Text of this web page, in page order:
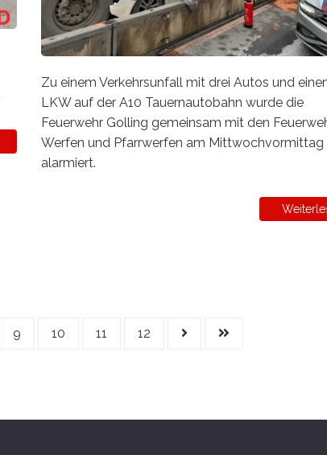
Zu einem Verkehrsunfall mit drei Autos und
LKW auf der A10 Tauernautobahn wurde die
Feuerwehr Golling gemeinsam mit den
Werfen und Pfarrwerfen am Mittwochvormittag
alarmiert.
9 10 11 12